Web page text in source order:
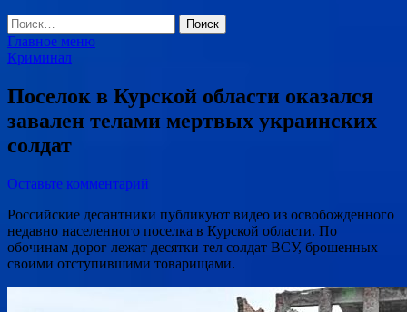
Найти:
Главное меню
Криминал
Поселок в Курской области оказался
завален телами мертвых украинских
солдат
Оставьте комментарий
Российские десантники публикуют видео из освобожденного
недавно населенного поселка в Курской области. По
обочинам дорог лежат десятки тел солдат ВСУ, брошенных
своими отступившими товарищами.